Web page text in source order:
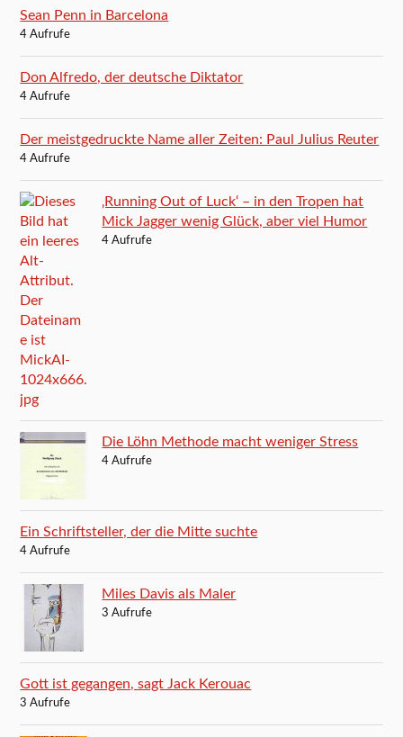
Sean Penn in Barcelona
4 Aufrufe
Don Alfredo, der deutsche Diktator
4 Aufrufe
Der meistgedruckte Name aller Zeiten: Paul Julius Reuter
4 Aufrufe
‚Running Out of Luck‘ – in den Tropen hat
Mick Jagger wenig Glück, aber viel Humor
4 Aufrufe
Die Löhn Methode macht weniger Stress
4 Aufrufe
Ein Schriftsteller, der die Mitte suchte
4 Aufrufe
Miles Davis als Maler
3 Aufrufe
Gott ist gegangen, sagt Jack Kerouac
3 Aufrufe